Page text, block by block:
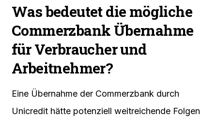
Was bedeutet die mögliche
Commerzbank Übernahme
für Verbraucher und
Arbeitnehmer?
Eine Übernahme der Commerzbank durch
Unicredit hätte potenziell weitreichende Folgen